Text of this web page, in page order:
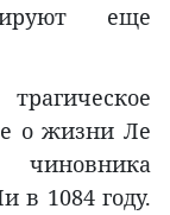
еще
о жизни Ле
в 1084 году.